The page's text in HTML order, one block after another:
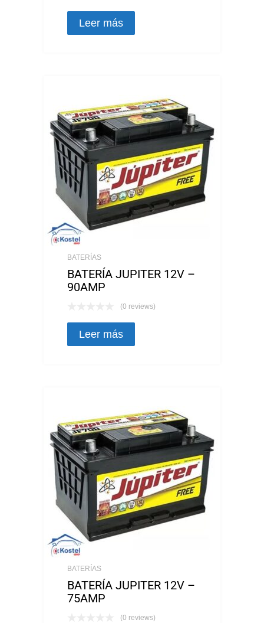
Leer más
BATERÍAS
BATERÍA JUPITER 12V –
90AMP
(0 reviews)
Leer más
BATERÍAS
BATERÍA JUPITER 12V –
75AMP
(0 reviews)